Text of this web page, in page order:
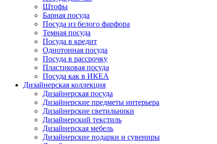
Штофы
Барная посуда
Посуда из белого фарфора
Темная посуда
Посуда в кредит
Однотонная посуда
Посуда в рассрочку
Пластиковая посуда
Посуда как в ИКЕА
Дизайнерская коллекция
Дизайнерская посуда
Дизайнерские предметы интерьера
Дизайнерские светильники
Дизайнерский текстиль
Дизайнерская мебель
Дизайнерские подарки и сувениры